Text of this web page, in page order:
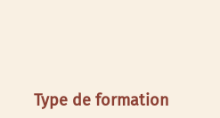
Type de formation